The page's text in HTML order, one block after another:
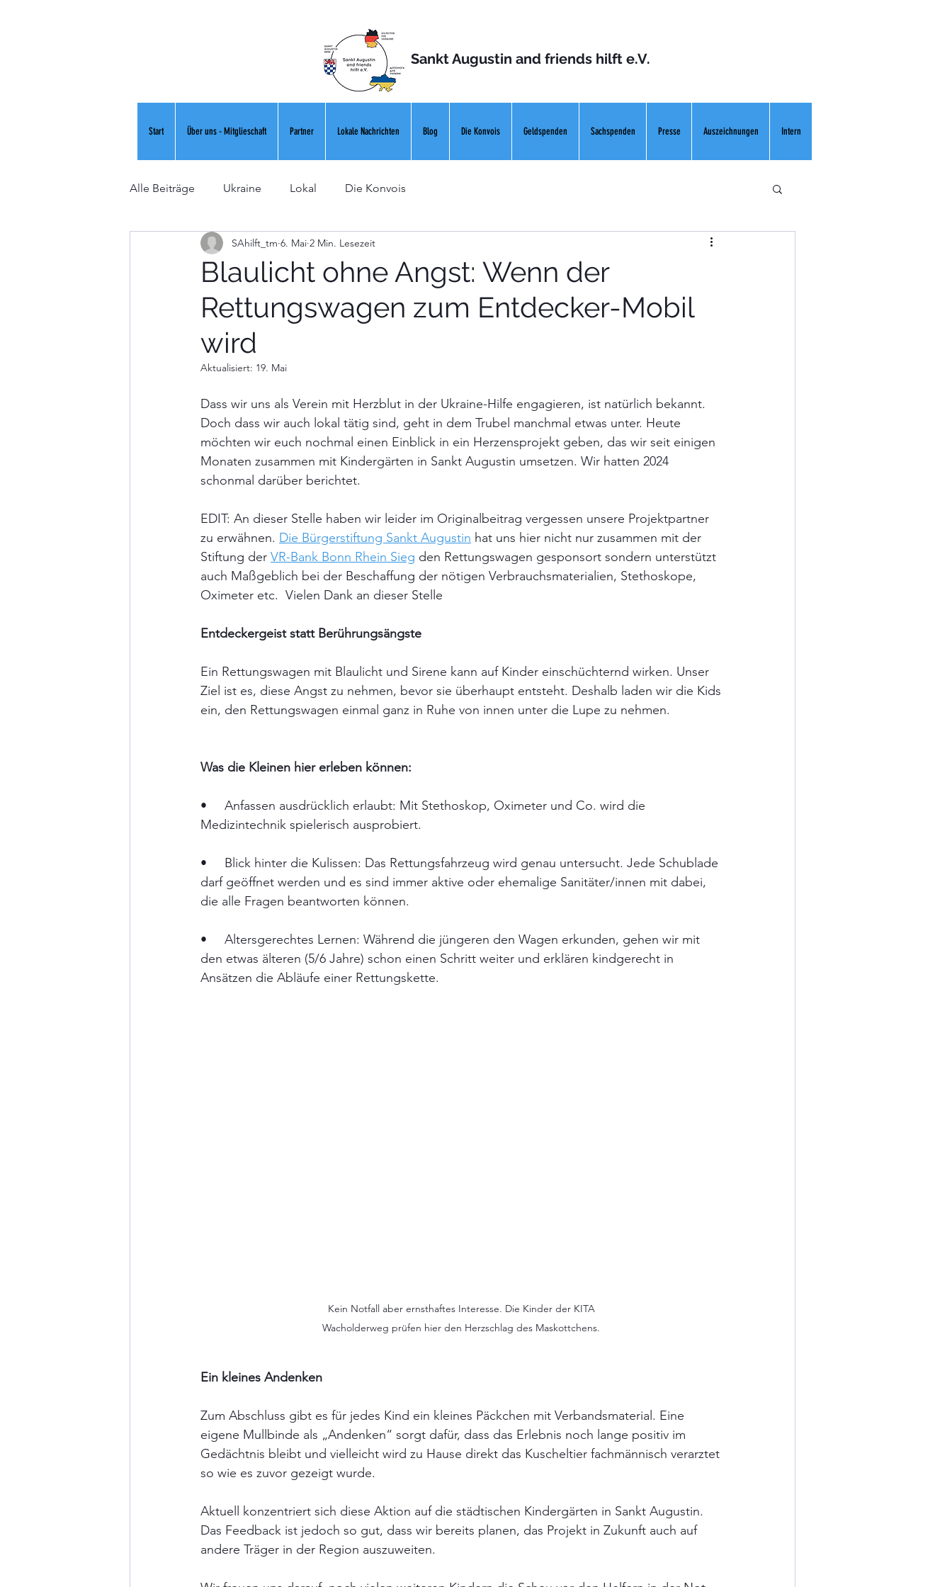
Sankt Augustin and friends hilft e.V.
Start Über uns - Mitglieschaft Partner Lokale Nachrichten Blog Die Konvois Geldspenden Sachspenden Presse Auszeichnungen Intern
Alle Beiträge Ukraine Lokal Die Konvois
Blaulicht ohne Angst: Wenn der
Rettungswagen zum Entdecker-Mobil
wird
SAhilft_tm 6. Mai 2 Min. Lesezeit
Aktualisiert: 19. Mai
Dass wir uns als Verein mit Herzblut in der Ukraine-Hilfe engagieren, ist natürlich bekannt.
Doch dass wir auch lokal tätig sind, geht in dem Trubel manchmal etwas unter. Heute
möchten wir euch nochmal einen Einblick in ein Herzensprojekt geben, das wir seit einigen
Monaten zusammen mit Kindergärten in Sankt Augustin umsetzen. Wir hatten 2024
schonmal darüber berichtet.
EDIT: An dieser Stelle haben wir leider im Originalbeitrag vergessen unsere Projektpartner
zu erwähnen. Die Bürgerstiftung Sankt Augustin hat uns hier nicht nur zusammen mit der
Stiftung der VR-Bank Bonn Rhein Sieg den Rettungswagen gesponsort sondern unterstützt
auch Maßgeblich bei der Beschaffung der nötigen Verbrauchsmaterialien, Stethoskope,
Oximeter etc.  Vielen Dank an dieser Stelle
Entdeckergeist statt Berührungsängste
Ein Rettungswagen mit Blaulicht und Sirene kann auf Kinder einschüchternd wirken. Unser
Ziel ist es, diese Angst zu nehmen, bevor sie überhaupt entsteht. Deshalb laden wir die Kids
ein, den Rettungswagen einmal ganz in Ruhe von innen unter die Lupe zu nehmen.
Was die Kleinen hier erleben können:
•     Anfassen ausdrücklich erlaubt: Mit Stethoskop, Oximeter und Co. wird die
Medizintechnik spielerisch ausprobiert.
•     Blick hinter die Kulissen: Das Rettungsfahrzeug wird genau untersucht. Jede Schublade
darf geöffnet werden und es sind immer aktive oder ehemalige Sanitäter/innen mit dabei,
die alle Fragen beantworten können.
•     Altersgerechtes Lernen: Während die jüngeren den Wagen erkunden, gehen wir mit
den etwas älteren (5/6 Jahre) schon einen Schritt weiter und erklären kindgerecht in
Ansätzen die Abläufe einer Rettungskette.
Kein Notfall aber ernsthaftes Interesse. Die Kinder der KITA
Wacholderweg prüfen hier den Herzschlag des Maskottchens.
Ein kleines Andenken
Zum Abschluss gibt es für jedes Kind ein kleines Päckchen mit Verbandsmaterial. Eine
eigene Mullbinde als „Andenken“ sorgt dafür, dass das Erlebnis noch lange positiv im
Gedächtnis bleibt und vielleicht wird zu Hause direkt das Kuscheltier fachmännisch verarztet
so wie es zuvor gezeigt wurde.
Aktuell konzentriert sich diese Aktion auf die städtischen Kindergärten in Sankt Augustin.
Das Feedback ist jedoch so gut, dass wir bereits planen, das Projekt in Zukunft auch auf
andere Träger in der Region auszuweiten.